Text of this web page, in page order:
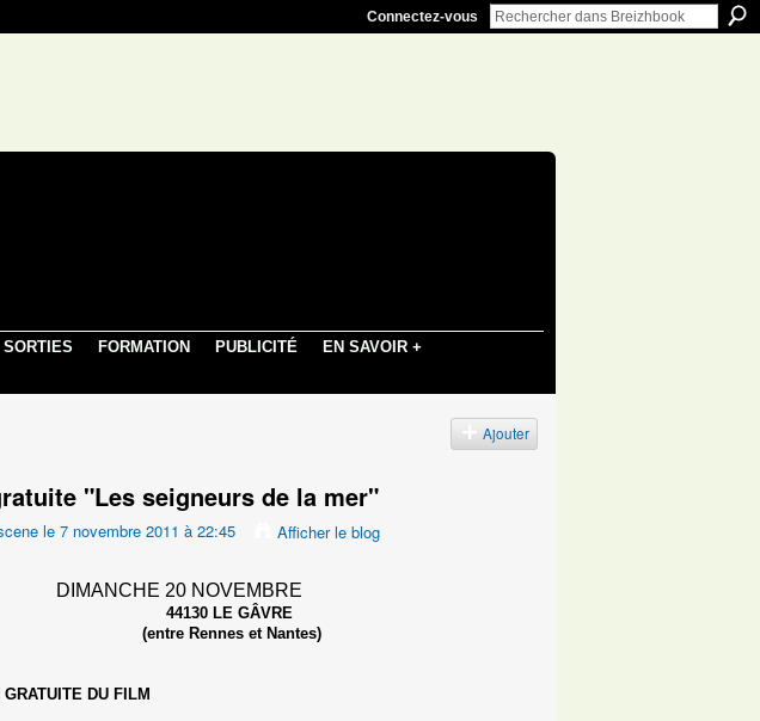
Connectez-vous
SORTIES FORMATION PUBLICITÉ
EN SAVOIR +
Ajouter
"Les seigneurs de la mer"
le 7 novembre 2011 à 22:45 Afficher le blog
20 NOVEMBRE
GÂVRE
et Nantes)
DU FILM